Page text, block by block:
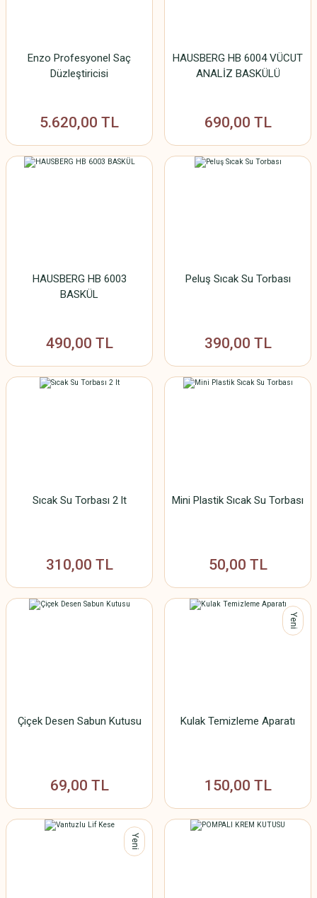
Enzo Profesyonel Saç
Düzleştiricisi
5.620,00 TL
HAUSBERG HB 6004 VÜCUT
ANALİZ BASKÜLÜ
690,00 TL
HAUSBERG HB 6003
BASKÜL
490,00 TL
Peluş Sıcak Su Torbası
390,00 TL
Sıcak Su Torbası 2 lt
310,00 TL
Mini Plastik Sıcak Su Torbası
50,00 TL
Çiçek Desen Sabun Kutusu
69,00 TL
Yeni
Kulak Temizleme Aparatı
150,00 TL
Yeni